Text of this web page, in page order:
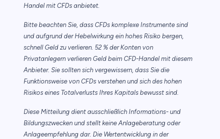
Handel mit CFDs anbietet.
Bitte beachten Sie, dass CFDs komplexe Instrumente sind
und aufgrund der Hebelwirkung ein hohes Risiko bergen,
schnell Geld zu verlieren. 52 % der Konten von
Privatanlegern verlieren Geld beim CFD-Handel mit diesem
Anbieter. Sie sollten sich vergewissern, dass Sie die
Funktionsweise von CFDs verstehen und sich des hohen
Risikos eines Totalverlusts Ihres Kapitals bewusst sind.
Diese Mitteilung dient ausschließlich Informations- und
Bildungszwecken und stellt keine Anlageberatung oder
Anlageempfehlung dar. Die Wertentwicklung in der